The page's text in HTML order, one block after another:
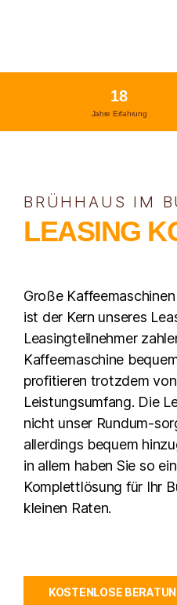
Jahre Erfahrung
18
BRÜHHAUS IM
LEASING
Große
ist der Kern unseres
Leasingteilnehmer
Kaffeemaschine
profitieren trotzdem
Leistungsumfang. Die
nicht unser Rundum-
allerdings bequem
in allem haben Sie so
Komplettlösung für Ihr
kleinen Raten.
KOSTENLOSE